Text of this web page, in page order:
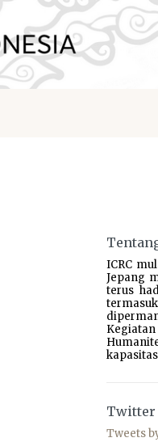
ICRC
Jepang
terus
Twitter
Tweets